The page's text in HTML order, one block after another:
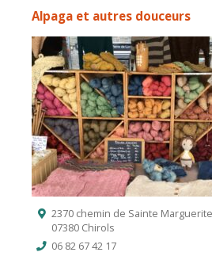
Alpaga et autres douceurs
2370 chemin de Sainte Marguerite
07380 Chirols
06 82 67 42 17